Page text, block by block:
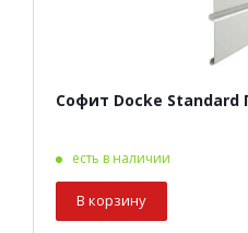
Софит Docke
есть в наличии
В корзину